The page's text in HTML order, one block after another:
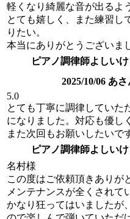
軽くなり綺麗な音が出るよ
とても嬉しく、また練習し
りたい。
本当にありがとうございま
ピアノ調律師よしい
2025/10/06 あ
5.0
とても丁寧に調律していた
になりました。対応も優し
また次回もお願いしたいで
ピアノ調律師よしい
名村様
この度はご依頼頂きありが
メンテナンスが全くされて
かなり狂ってはいましたが